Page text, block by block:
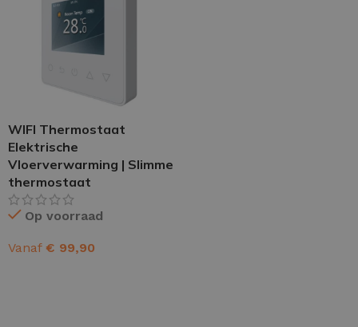
WIFI Thermostaat
Elektrische
Vloerverwarming | Slimme
thermostaat
Op voorraad
Vanaf € 99,90